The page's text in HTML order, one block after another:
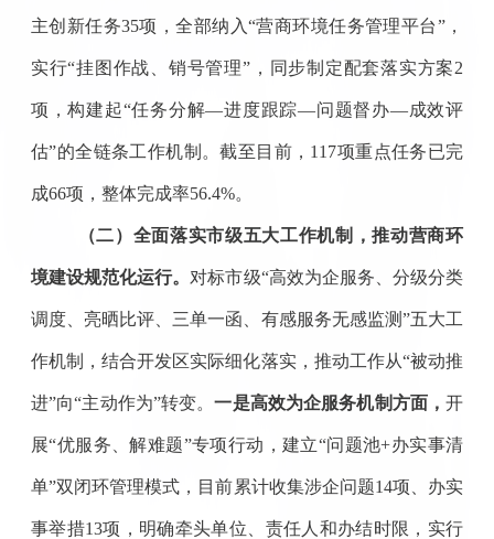
主创新任务35项，全部纳入“营商环境任务管理平台”，
实行“挂图作战、销号管理”，同步制定配套落实方案2
项，构建起“任务分解—进度跟踪—问题督办—成效评
估”的全链条工作机制。截至 目前， 117项重点任务已完
成66项，整体完成率56.4%。
（二）全面落实市级五大工作机制，推动营商环
境建设规范化运行。 对标市级“高效为企服务、分级分类
调度、亮晒比评、三单一函、有感服务无感监测”五大工
作机制，结合开发区实际细化落实，推动工作从“被动推
进”向“主动作为”转变。一是高效为企服务机制方面，开
展“优服务、解难题”专项行动，建立“问题池+办实事清
单”双闭环管理模式 ， 目前累计收集涉企问题14项、办实
事举措13项，明确牵头单位、责任人和办结时限，实行